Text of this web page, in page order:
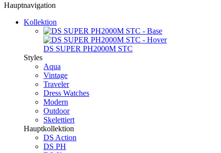
Hauptnavigation
Kollektion
DS SUPER PH2000M STC
Styles
Aqua
Vintage
Traveler
Dress Watches
Modern
Outdoor
Skelettiert
Hauptkollektion
DS Action
DS PH